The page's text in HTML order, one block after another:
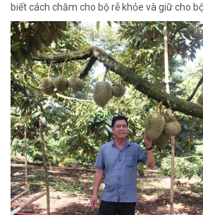
biết cách chăm cho bộ rễ khỏe và giữ cho